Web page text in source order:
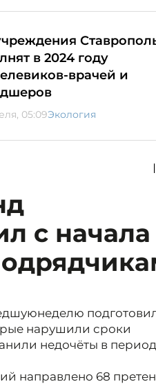
в 2024 году
врачей и
05:09Экология
с начала
нарушили сроки
недочёты в период
направлено 68